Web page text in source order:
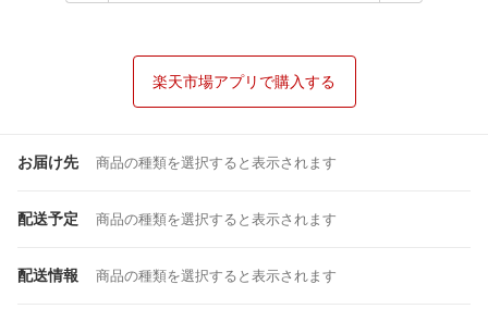
楽天市場アプリで購入する
お届け先 商品の種類を選択すると表示されます
配送予定 商品の種類を選択すると表示されます
配送情報 商品の種類を選択すると表示されます